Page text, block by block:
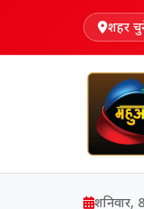
शहर
शनिवार,